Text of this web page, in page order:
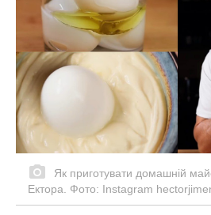
Як приготувати домашній
Ектора. Фото: Instagram